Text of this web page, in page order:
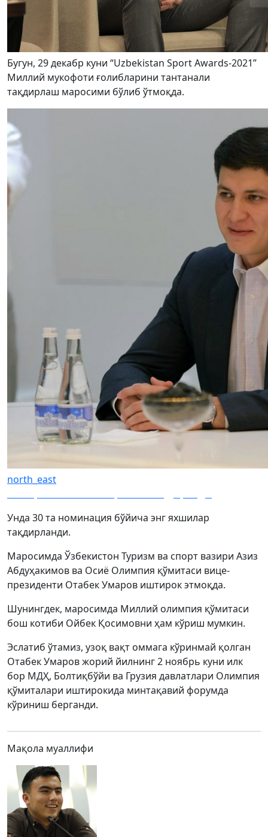
Бугун, 29 декабр куни “Uzbekistan Sport Awards-2021”
Миллий мукофоти ғолибларини тантанали
тақдирлаш маросими бўлиб ўтмоқда.
north_east
Унда 30 та номинация бўйича энг яхшилар
тақдирланди.
Маросимда Ўзбекистон Туризм ва спорт вазири Азиз
Абдуҳакимов ва Осиё Олимпия қўмитаси вице-
президенти Отабек Умаров иштирок этмоқда.
Шунингдек, маросимда Миллий олимпия қўмитаси
бош котиби Ойбек Қосимовни ҳам кўриш мумкин.
Эслатиб ўтамиз, узоқ вақт оммага кўринмай қолган
Отабек Умаров жорий йилнинг 2 ноябрь куни илк
бор МДҲ, Болтиқбўйи ва Грузия давлатлари Олимпия
қўмиталари иштирокида минтақавий форумда
кўриниш берганди.
Мақола муаллифи